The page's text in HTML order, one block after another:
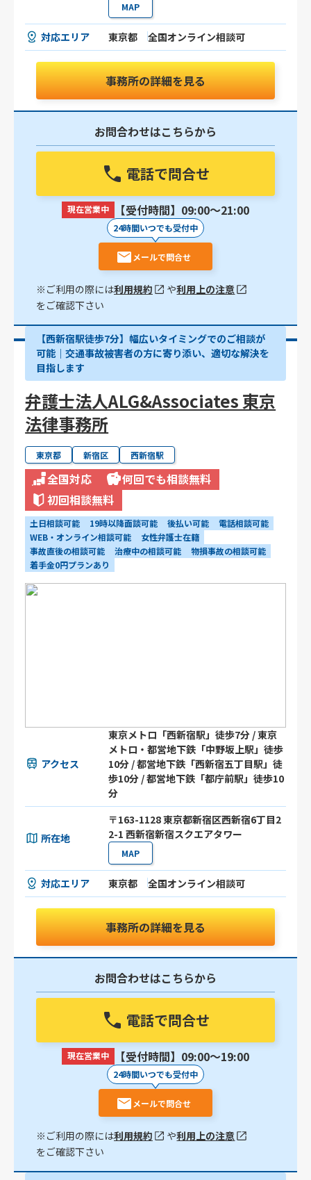
MAP
対応エリア 東京都 全国オンライン相談可
事務所の詳細を見る
お問合わせはこちらから
電話で問合せ
現在営業中 【受付時間】09:00〜21:00
24時間いつでも受付中
メールで問合せ
※ご利用の際には利用規約 や利用上の注意
をご確認下さい
【西新宿駅徒歩7分】幅広いタイミングでのご相談が
可能｜交通事故被害者の方に寄り添い、適切な解決を
目指します
弁護士法人ALG&Associates 東京
法律事務所
東京都 新宿区 西新宿駅
全国対応
何回でも相談無料
初回相談無料
土日相談可能 19時以降面談可能 後払い可能
電話相談可能
WEB・オンライン相談可能
女性弁護士在籍
事故直後の相談可能
治療中の相談可能
物損事故の相談可能
着手金0円プランあり
アクセス
東京メトロ「西新宿駅」徒歩7分 / 東京
メトロ・都営地下鉄「中野坂上駅」徒歩
10分 / 都営地下鉄「西新宿五丁目駅」徒
歩10分 / 都営地下鉄「都庁前駅」徒歩10
分
所在地
〒163-1128 東京都新宿区西新宿6丁目2
2-1 西新宿新宿スクエアタワー
MAP
対応エリア 東京都 全国オンライン相談可
事務所の詳細を見る
お問合わせはこちらから
電話で問合せ
現在営業中 【受付時間】09:00〜19:00
24時間いつでも受付中
メールで問合せ
※ご利用の際には利用規約 や利用上の注意
をご確認下さい